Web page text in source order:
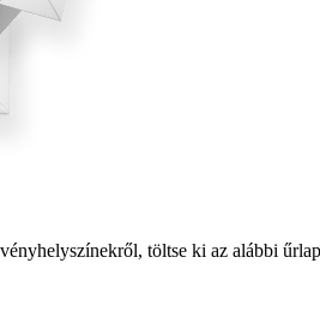
töltse ki az alábbi